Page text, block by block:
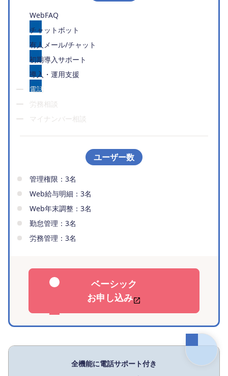
WebFAQ
チャットボット
有人メール/チャット
初期導入サポート
導入・運用支援
電話
労務相談
マイナンバー相談
ユーザー数
管理権限：3名
Web給与明細：3名
Web年末調整：3名
勤怠管理：3名
労務管理：3名
ベーシック
お申し込み
全機能に電話サポート付き